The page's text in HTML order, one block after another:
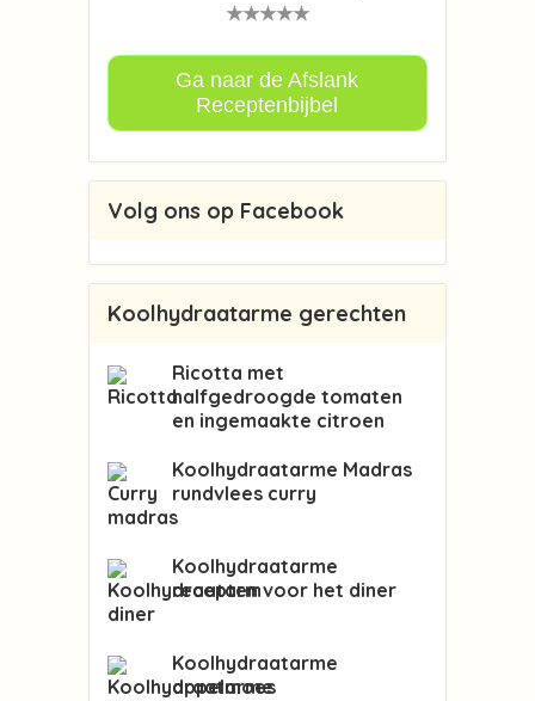
★★★★★
Ga naar de Afslank
Receptenbijbel
Volg ons op Facebook
Koolhydraatarme gerechten
Ricotta met
halfgedroogde tomaten
en ingemaakte citroen
Koolhydraatarme Madras
rundvlees curry
Koolhydraatarme
recepten voor het diner
Koolhydraatarme
appelmoes